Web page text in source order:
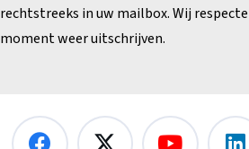
rechtstreeks in uw mailbox. Wij
moment weer uitschrijven.